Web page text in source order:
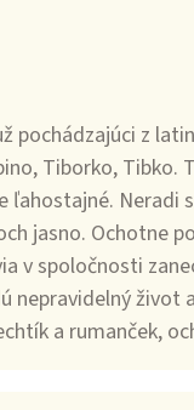
pochádzajúci z
Tiborko, Tibko.
Neradi
jasno. Ochotne
v spoločnosti
život
a rumanček,